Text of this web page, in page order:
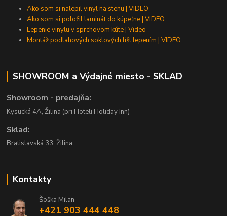
Ako som si nalepil vinyl na stenu | VIDEO
Ako som si položil laminát do kúpeľne | VIDEO
Lepenie vinylu v sprchovom kúte | Video
Montáž podlahových soklových líšt lepením | VIDEO
SHOWROOM a Výdajné miesto - SKLAD
Showroom - predajňa:
Kysucká 4A, Žilina (pri Hoteli Holiday Inn)
Sklad:
Bratislavská 33, Žilina
Kontakty
Šoška Milan
+421 903 444 448